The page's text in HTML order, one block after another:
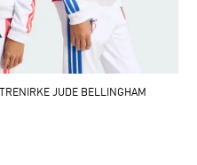
JUDE BELLINGHAM